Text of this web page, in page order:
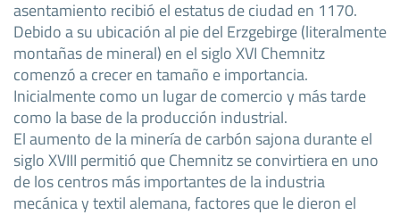
asentamiento recibió el estatus de ciudad en 1170.
Debido a su ubicación al pie del Erzgebirge (literalmente
montañas de mineral) en el siglo XVI Chemnitz
comenzó a crecer en tamaño e importancia.
Inicialmente como un lugar de comercio y más tarde
como la base de la producción industrial.
El aumento de la minería de carbón sajona durante el
siglo XVIII permitió que Chemnitz se convirtiera en uno
de los centros más importantes de la industria
mecánica y textil alemana, factores que le dieron el